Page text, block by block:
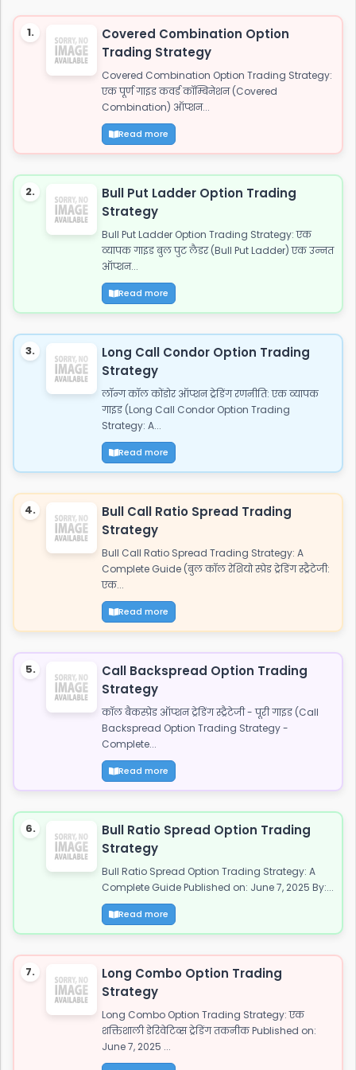
अटीट्यूड स्टेटस "ये आवाज नही जाट कि दहाड़ है, अकेले भी
खडे सामने हो जाये तो...
1.
Covered Combination Option
Trading Strategy
Covered Combination Option Trading Strategy:
एक पूर्ण गाइड कवर्ड कॉम्बिनेशन (Covered
Combination) ऑप्शन...
Read more
2.
Bull Put Ladder Option Trading
Strategy
Bull Put Ladder Option Trading Strategy: एक
व्यापक गाइड बुल पुट लैडर (Bull Put Ladder) एक उन्नत
ऑप्शन...
Read more
3.
Long Call Condor Option Trading
Strategy
लॉन्ग कॉल कोंडोर ऑप्शन ट्रेडिंग रणनीति: एक व्यापक
गाइड (Long Call Condor Option Trading
Strategy: A...
Read more
4.
Bull Call Ratio Spread Trading
Strategy
Bull Call Ratio Spread Trading Strategy: A
Complete Guide (बुल कॉल रेशियो स्प्रेड ट्रेडिंग स्ट्रैटेजी:
एक...
Read more
5.
Call Backspread Option Trading
Strategy
कॉल बैकस्प्रेड ऑप्शन ट्रेडिंग स्ट्रैटेजी - पूरी गाइड (Call
Backspread Option Trading Strategy -
Complete...
Read more
6.
Bull Ratio Spread Option Trading
Strategy
Bull Ratio Spread Option Trading Strategy: A
Complete Guide Published on: June 7, 2025 By:...
Read more
7.
Long Combo Option Trading
Strategy
Long Combo Option Trading Strategy: एक
शक्तिशाली डेरिवेटिव्स ट्रेडिंग तकनीक Published on:
June 7, 2025 ...